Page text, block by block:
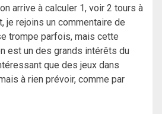
arrive à calculer 1, voir 2 tours à
je rejoins un commentaire de
trompe parfois, mais cette
est un des grands intérêts du
que des jeux dans
à rien prévoir, comme par